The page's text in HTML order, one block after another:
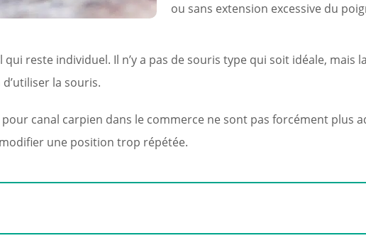
ou sans extension excessive du
reste individuel. Il n’y a pas de souris type qui soit idéale, mais
la souris.
canal carpien dans le commerce ne sont pas forcément plus
une position trop répétée.